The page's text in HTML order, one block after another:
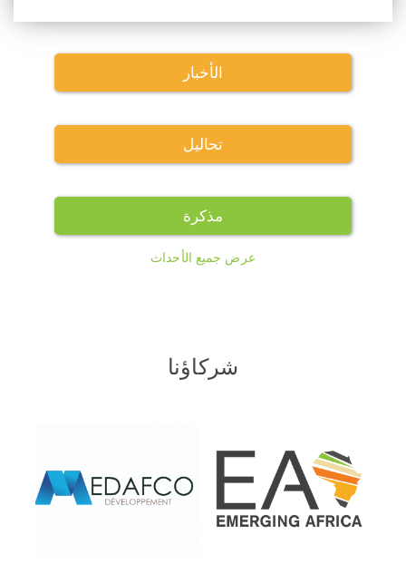
الأخبار
تحاليل
مذكرة
عرض جميع الأحداث
شركاؤنا